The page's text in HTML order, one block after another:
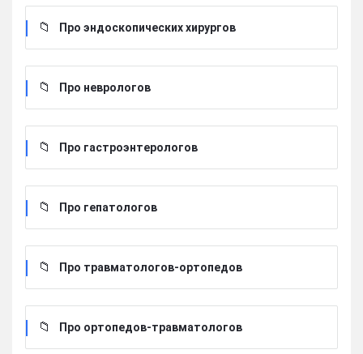
Про эндоскопических хирургов
Про неврологов
Про гастроэнтерологов
Про гепатологов
Про травматологов-ортопедов
Про ортопедов-травматологов